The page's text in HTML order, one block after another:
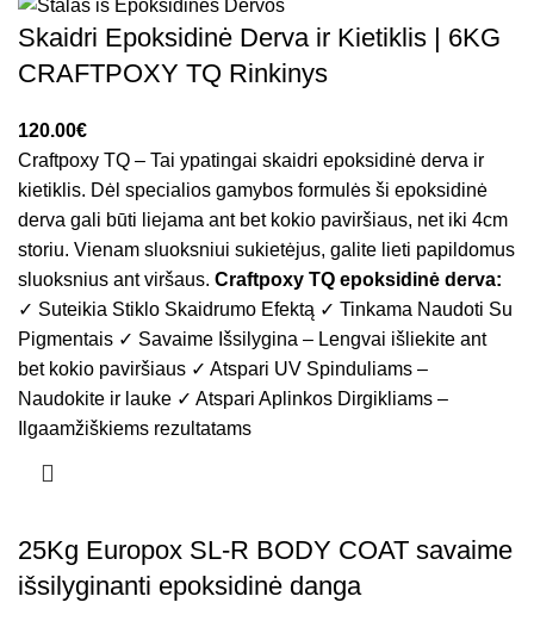
Skaidri Epoksidinė Derva ir Kietiklis | 6KG
CRAFTPOXY TQ Rinkinys
€
Craftpoxy TQ – Tai ypatingai skaidri epoksidinė derva ir
kietiklis. Dėl specialios gamybos formulės ši epoksidinė
derva gali būti liejama ant bet kokio paviršiaus, net iki 4cm
storiu. Vienam sluoksniui sukietėjus, galite lieti papildomus
sluoksnius ant viršaus. Craftpoxy TQ epoksidinė derva:
✓ Suteikia Stiklo Skaidrumo Efektą ✓ Tinkama Naudoti Su
Pigmentais ✓ Savaime Išsilygina – Lengvai išliekite ant
bet kokio paviršiaus ✓ Atspari UV Spinduliams –
Naudokite ir lauke ✓ Atspari Aplinkos Dirgikliams –
Ilgaamžiškiems rezultatams
25Kg Europox SL-R BODY COAT savaime
išsilyginanti epoksidinė danga